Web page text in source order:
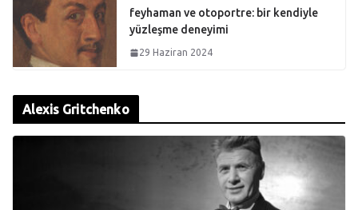
feyhaman ve otoportre: bir kendiyle
yüzleşme deneyimi
29 Haziran 2024
Alexis Gritchenko